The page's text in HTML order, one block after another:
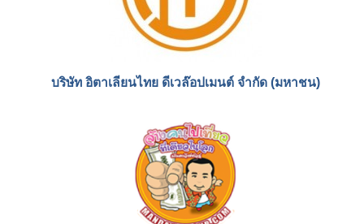
บริษัท อิตาเลียนไทย ดีเวล๊อปเมนต์ จำกัด (มหาชน)